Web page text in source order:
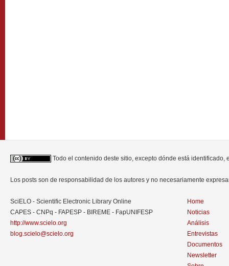
Todo el contenido deste sitio, excepto dónde está identificado,
Los posts son de responsabilidad de los autores y no necesariamente
SciELO - Scientific Electronic Library Online
CAPES - CNPq - FAPESP - BIREME - FapUNIFESP
http://www.scielo.org
blog.scielo@scielo.org
Home
Noticias
Análisis
Entrevistas
Documentos
Newsletter